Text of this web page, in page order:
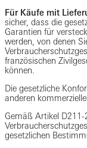
Für Käufe mit
sicher, dass die
Garantien für
werden, von denen
französischen
können.
Die gesetzliche
anderen
Gemäß Artikel D211-
gesetzlichen